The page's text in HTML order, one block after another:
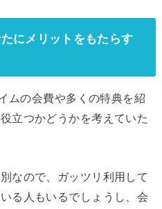
にメリットをもたらす
ムの会費や多くの特典を紹
立つかどうかを考えていた
なので、ガッツリ利用して
る人もいるでしょうし、会